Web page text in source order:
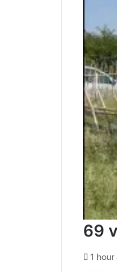
69
1 hour